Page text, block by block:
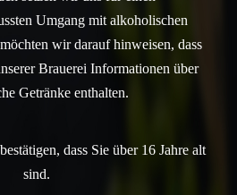
Umgang mit alkoholischen
wir darauf hinweisen, dass
Brauerei Informationen über
Getränke enthalten.
dass Sie über 16 Jahre alt
sind.